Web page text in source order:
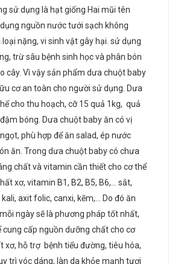
sử dụng là hạt giống Hai mũi tên
nguồn nước tưới sạch không
nặng, vi sinh vật gây hại. sử dụng
trừ sâu bệnh sinh học và phân bón
cây. Vì vậy sản phẩm dưa chuột baby
cơ an toàn cho người sử dụng. Dưa
cho thu hoạch, cỡ 15 quả 1kg, quả
bóng. Dưa chuột baby ăn có vị
phù hợp để ăn salad, ép nước
ăn. Trong dưa chuột baby có chưa
chất và vitamin cần thiết cho cơ thể
xơ, vitamin B1, B2, B5, B6,… sắt,
axit folic, canxi, kẽm,… Do đó ăn
ngày sẽ là phương pháp tốt nhất,
cung cấp nguồn dưỡng chất cho cơ
xơ, hỗ trợ bệnh tiểu đường, tiêu hóa,
trì vóc dáng, làn da khỏe mạnh tươi